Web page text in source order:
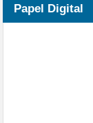
Papel Digital